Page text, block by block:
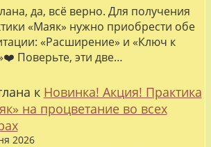
да, всё верно. Для получения
«Маяк» нужно приобрести обе
«Расширение» и «Ключ к
Поверьте, эти две…
к Новинка! Акция! Практика
на процветание во всех
2026